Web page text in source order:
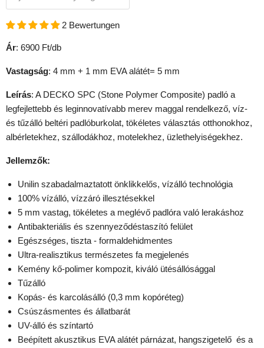
2 Bewertungen
Ár: 6900 Ft/db
Vastagság: 4 mm + 1 mm EVA alátét= 5 mm
Leírás: A DECKO SPC (Stone Polymer Composite) padló a
legfejlettebb és leginnovatívabb merev maggal rendelkező, víz-
és tűzálló beltéri padlóburkolat, tökéletes választás otthonokhoz,
albérletekhez, szállodákhoz, motelekhez, üzlethelyiségekhez.
Jellemzők:
Unilin szabadalmaztatott önklikkelős, vízálló technológia
100% vízálló, vízzáró illesztésekkel
5 mm vastag, tökéletes a meglévő padlóra való lerakáshoz
Antibakteriális és szennyeződéstaszító felület
Egészséges, tiszta - formaldehidmentes
Ultra-realisztikus természetes fa megjelenés
Kemény kő-polimer kompozit, kiváló ütésállósággal
Tűzálló
Kopás- és karcolásálló (0,3 mm kopóréteg)
Csúszásmentes és állatbarát
UV-álló és színtartó
Beépített akusztikus EVA alátét párnázat, hangszigetelő és a